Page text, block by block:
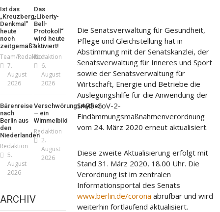
Die Senatsverwaltung für Gesundheit,
Pflege und Gleichstellung hat in
Abstimmung mit der Senatskanzlei, der
Senatsverwaltung für Inneres und Sport
sowie der Senatsverwaltung für
Wirtschaft, Energie und Betriebe die
Auslegungshilfe für die Anwendung der
SARS-CoV-2-
Eindämmungsmaßnahmenverordnung
vom 24. März 2020 erneut aktualisiert.
Diese zweite Aktualisierung erfolgt mit
Stand 31. März 2020, 18.00 Uhr. Die
Verordnung ist im zentralen
Informationsportal des Senats
www.berlin.de/corona abrufbar und wird
weiterhin fortlaufend aktualisiert.
Ist das
„Kreuzberg-
Denkmal“
heute
noch
zeitgemäß?
Team/Redaktion
7.
August
2026
Das
„Liberty-
Bell-
Protokoll“
wird heute
aktiviert!
Redaktion
6.
August
2026
Bärenreise
nach
Berlin aus
den
Niederlanden
Redaktion
5.
August
2026
Verschwörungsmythen
– ein
Wimmelbild
Redaktion
2.
August
2026
ARCHIV